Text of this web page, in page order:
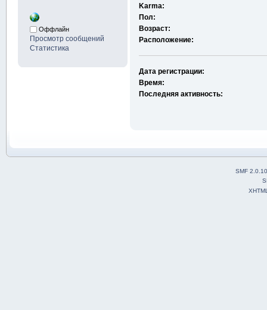
Оффлайн
Просмотр сообщений
Статистика
Karma:
Пол:
Возраст:
Расположение:
Дата регистрации:
Время:
Последняя активность:
SMF